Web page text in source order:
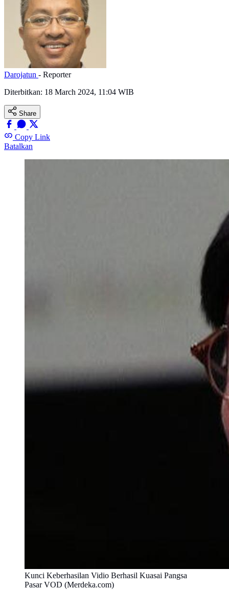
Darojatun - Reporter
Diterbitkan: 18 March 2024, 11:04 WIB
Share
Copy Link
Batalkan
Kunci Keberhasilan Vidio Berhasil Kuasai Pangsa
Pasar VOD (Merdeka.com)